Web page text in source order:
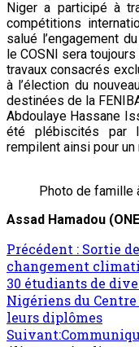
Niger a participé à
compétitions
salué l’engagement
le COSNI sera
travaux consacrés
à l’élection du
destinées de la
Abdoulaye Hassane
été plébiscités par
rempilent ainsi pour un
Photo de famille
Assad Hamadou
Précédent : Sortie
changement
30 étudiants de
Nigériens du
leurs diplômes
Suivant: